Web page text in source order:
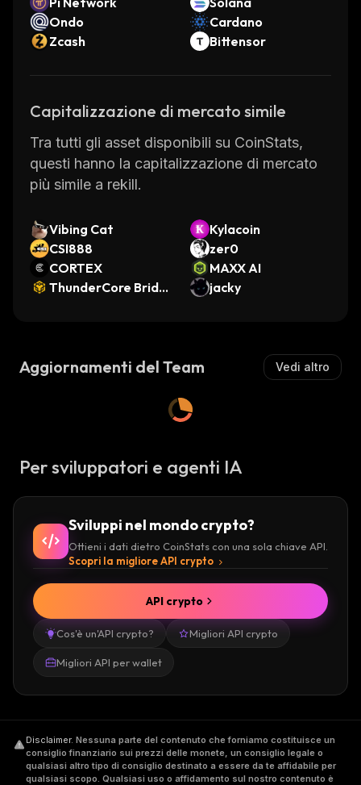
Ondo
Cardano
Zcash
Bittensor
Capitalizzazione di mercato simile
Tra tutti gli asset disponibili su CoinStats,
questi hanno la capitalizzazione di mercato
più simile a rekill.
Vibing Cat
Kylacoin
CSI888
zer0
CORTEX
MAXX AI
ThunderCore Bridg
jacky
Aggiornamenti del Team Vedi altro
Per sviluppatori e agenti IA
Sviluppi nel mondo crypto?
Ottieni i dati dietro CoinStats con una sola chiave API.
Scopri la migliore API crypto
Cos'è un'API crypto? Migliori API crypto
Migliori API per wallet
API crypto
Disclaimer. Nessuna parte del contenuto che forniamo costituisce un
consiglio finanziario sui prezzi delle monete, un consiglio legale o
qualsiasi altro tipo di consiglio destinato a essere da te affidabile per
qualsiasi scopo. Qualsiasi uso o affidamento sul nostro contenuto è